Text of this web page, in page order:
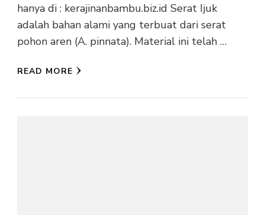
hanya di : kerajinanbambu.biz.id Serat Ijuk
adalah bahan alami yang terbuat dari serat
pohon aren (A. pinnata). Material ini telah …
READ MORE